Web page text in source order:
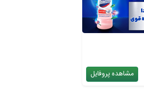
مشاهده پروفایل